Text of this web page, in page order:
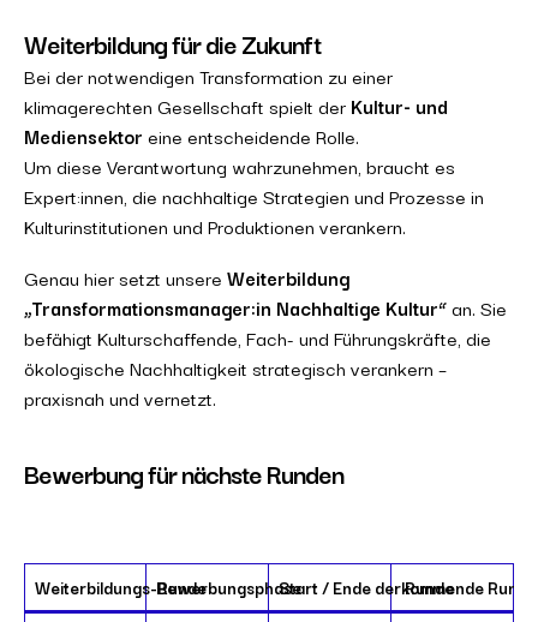
Weiterbildung für die Zukunft
Bei der notwendigen Transformation zu einer
klimagerechten Gesellschaft spielt der Kultur- und
Mediensektor eine entscheidende Rolle.
Um diese Verantwortung wahrzunehmen, braucht es
Expert:innen, die nachhaltige Strategien und Prozesse in
Kulturinstitutionen und Produktionen verankern.
Genau hier setzt unsere Weiterbildung
„Transformationsmanager:in Nachhaltige Kultur“an. Sie
befähigt Kulturschaffende, Fach- und Führungskräfte, die
ökologische Nachhaltigkeit strategisch verankern –
praxisnah und vernetzt.
Bewerbung für nächste Runden
Weiterbildungs-RundeBewerbungsphaseStart / Ende der Runde
kommende